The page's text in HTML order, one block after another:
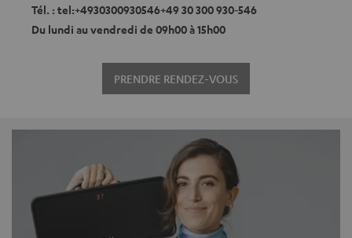
Tél. : tel:+4930300930546+49 30 300 930‑546
Du lundi au vendredi de 09h00 à 15h00
PRENDRE RENDEZ-VOUS